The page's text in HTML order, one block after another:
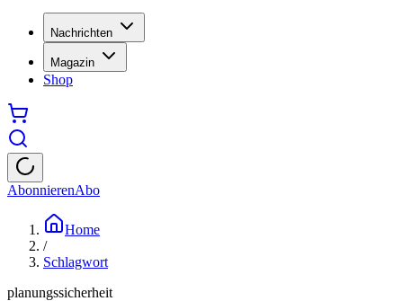
Nachrichten
Magazin
Shop
AbonnierenAbo
Home
/
Schlagwort
planungssicherheit